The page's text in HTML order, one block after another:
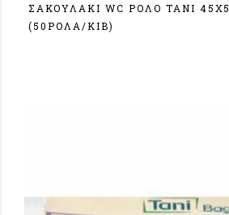
ΣΑΚΟΥΛΑΚΙ WC ΡΟΛΟ TANI
(50ΡOΛA/KIB)